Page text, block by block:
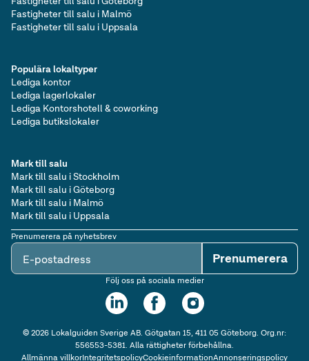
Populära lokaltyper
Lediga kontor
Lediga lagerlokaler
Lediga Kontorshotell & coworking
Lediga butikslokaler
Fastigheter till salu i Malmö
Fastigheter till salu i Uppsala
Mark till salu
Mark till salu i Stockholm
Mark till salu i Göteborg
Mark till salu i Malmö
Mark till salu i Uppsala
Prenumerera på nyhetsbrev
E-postadress Prenumerera
Följ oss på sociala medier
©2026Lokalguiden Sverige AB. Götgatan 15, 411 05 Göteborg. Org.nr:
556553-5381. Alla rättigheter förbehållna.
Allmänna villkorIntegritetspolicyCookieinformationAnnonseringspolicy